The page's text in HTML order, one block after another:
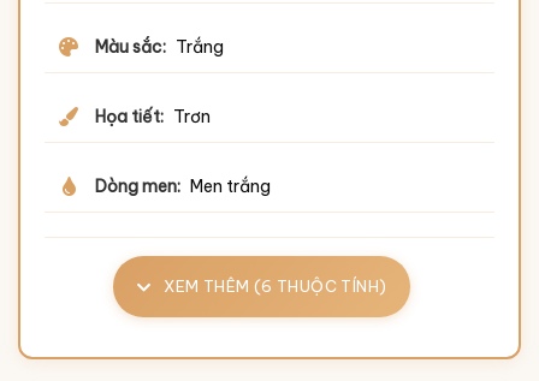
Màu sắc: Trắng
Họa tiết: Trơn
Dòng men: Men trắng
XEM THÊM (6 THUỘC TÍNH)